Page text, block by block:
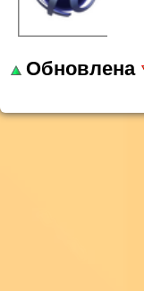
Обновлена